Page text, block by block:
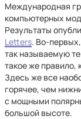
Международная
компьютерных
Результаты
Letters. Во-
так называемую
такое же правило,
Здесь же все
горячее, чем
с мощными
большой высоте.